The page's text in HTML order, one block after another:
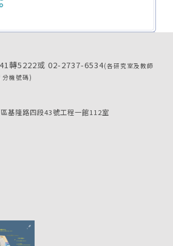
轉5222或 02-2737-6534(各研究室及教師
分機號碼)
基隆路四段43號工程一館112室